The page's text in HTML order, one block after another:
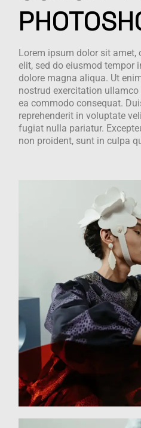
Lorem ipsum dolor sit amet,
elit, sed do eiusmod tempor
dolore magna aliqua. Ut
nostrud exercitation
ea commodo consequat.
reprehenderit in voluptate
fugiat nulla pariatur.
non proident, sunt in culpa